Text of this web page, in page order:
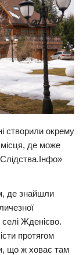
створили окрему
місця, де може
де знайшли
Жденієво.
протягом
що ж ховає там